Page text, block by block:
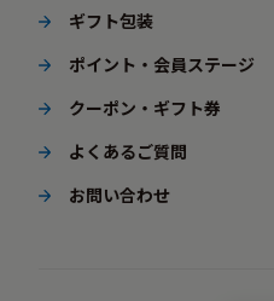
ギフト包装
ポイント・会員ステージ
クーポン・ギフト券
よくあるご質問
お問い合わせ